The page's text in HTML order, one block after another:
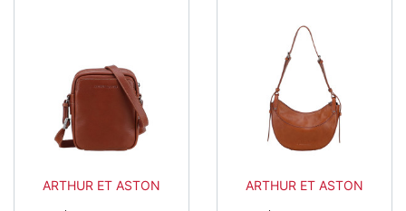
ARTHUR ET ASTON ARTHUR ET ASTON